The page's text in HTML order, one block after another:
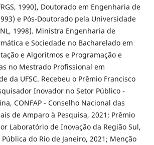
1990), Doutorado em Engenharia de
e Pós-Doutorado pela Universidade
1998). Ministra Engenharia de
e Sociedade no Bacharelado em
e Algoritmos e Programação e
no Mestrado Profissional em
da UFSC. Recebeu o Prêmio Francisco
Inovador no Setor Público -
CONFAP - Conselho Nacional das
de Amparo à Pesquisa, 2021; Prêmio
Laboratório de Inovação da Região Sul,
do Rio de Janeiro, 2021; Menção